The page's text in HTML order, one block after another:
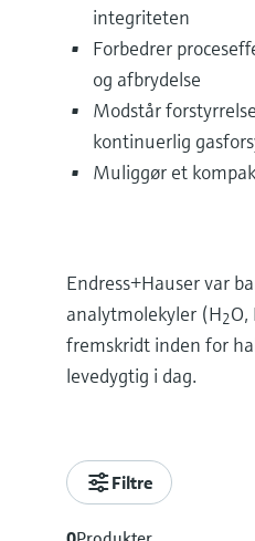
integriteten
Forbedrer
og afbrydelse
Modstår
kontinuerlig
Muliggør et
Endress+Hauser var
analytmolekyler (H2O,
fremskridt inden for
levedygtig i dag.
Filtre